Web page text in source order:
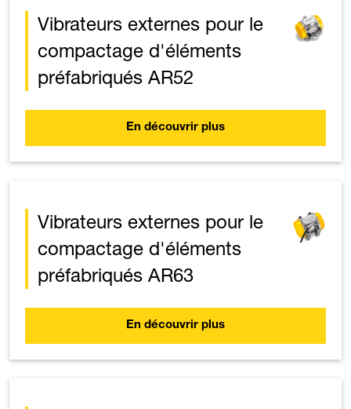
Vibrateurs externes pour le
compactage d'éléments
préfabriqués AR52
En découvrir plus
Vibrateurs externes pour le
compactage d'éléments
préfabriqués AR63
En découvrir plus